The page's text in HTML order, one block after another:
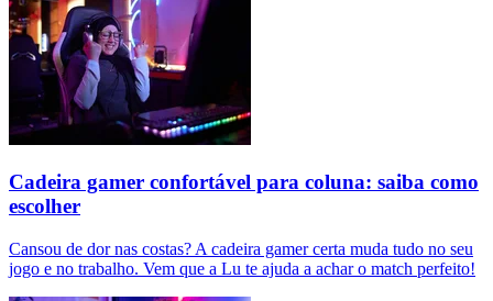
Cadeira gamer confortável para coluna: saiba como
escolher
Cansou de dor nas costas? A cadeira gamer certa muda tudo no seu
jogo e no trabalho. Vem que a Lu te ajuda a achar o match perfeito!